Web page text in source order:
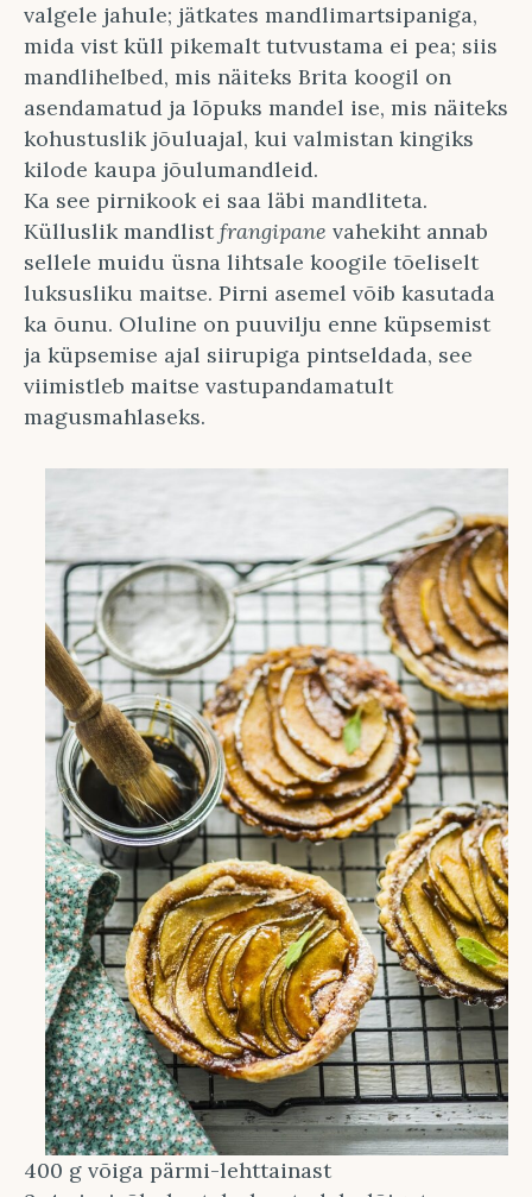
valgele jahule; jätkates mandlimartsipaniga,
mida vist küll pikemalt tutvustama ei pea; siis
mandlihelbed, mis näiteks Brita koogil on
asendamatud ja lõpuks mandel ise, mis näiteks
kohustuslik jõuluajal, kui valmistan kingiks
kilode kaupa jõulumandleid.
Ka see pirnikook ei saa läbi mandliteta.
Külluslik mandlistfrangipane vahekiht annab
sellele muidu üsna lihtsale koogile tõeliselt
luksusliku maitse. Pirni asemel võib kasutada
ka õunu. Oluline on puuvilju enne küpsemist
ja küpsemise ajal siirupiga pintseldada, see
viimistleb maitse vastupandamatult
magusmahlaseks.
400 g võiga pärmi-lehttainast